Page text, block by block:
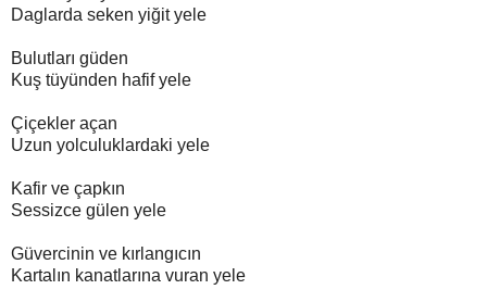
Daglarda seken yiğit yele
Bulutları güden
Kuş tüyünden hafif yele
Çiçekler açan
Uzun yolculuklardaki yele
Kafir ve çapkın
Sessizce gülen yele
Güvercinin ve kırlangıcın
Kartalın kanatlarına vuran yele